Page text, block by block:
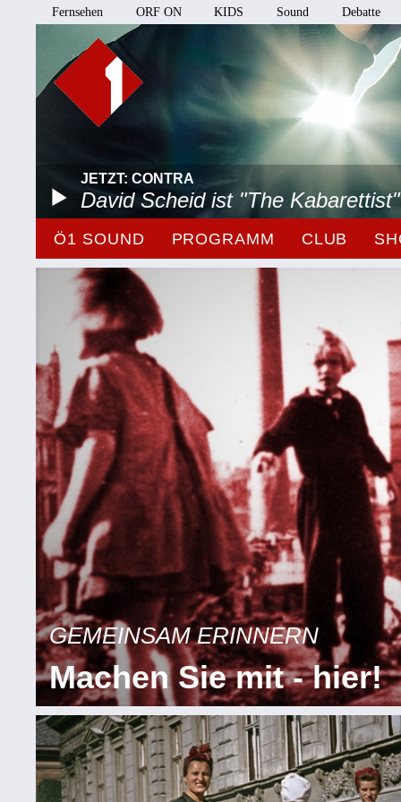
Fernsehen ORF ON KIDS Sound Debatte
JETZT: CONTRA
David Scheid ist "The Kabarettist"
Ö1 SOUND PROGRAMM CLUB
GEMEINSAM ERINNERN
Machen Sie mit - hier!